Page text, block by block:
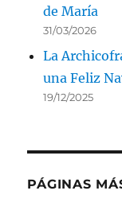
de María
31/03/2026
La
una Feliz
19/12/2025
PÁGINAS